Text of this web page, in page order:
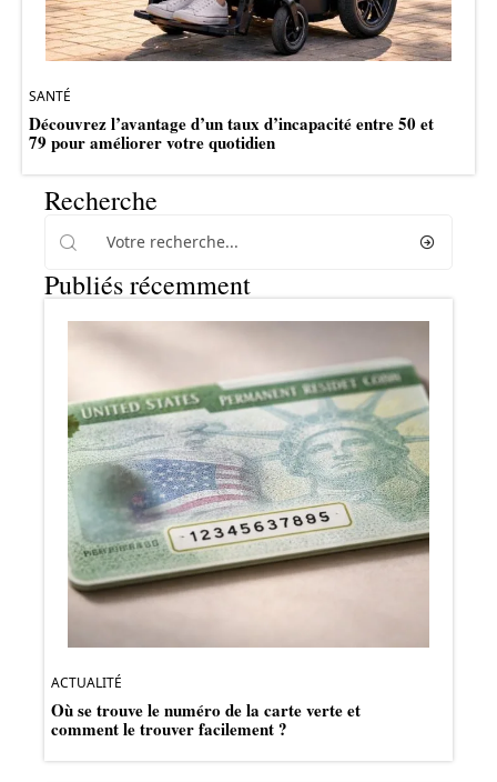
SANTÉ
Découvrez l’avantage d’un taux d’incapacité entre 50 et
79 pour améliorer votre quotidien
Recherche
Publiés récemment
ACTUALITÉ
Où se trouve le numéro de la carte verte et
comment le trouver facilement ?